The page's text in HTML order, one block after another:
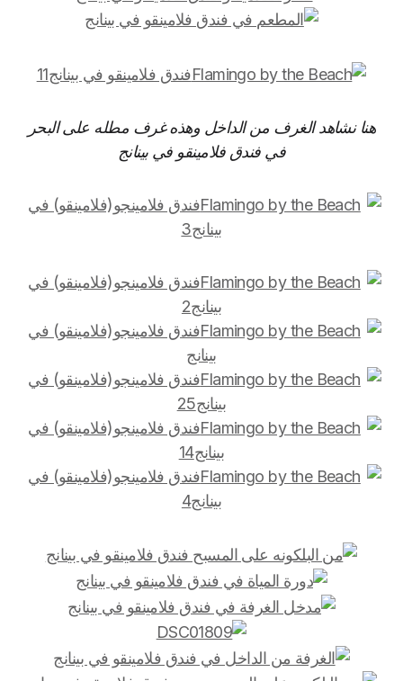
هنا نشاهد الغرف من الداخل وهذه غرف مطله على البحر
في فندق فلامينقو في بينانج